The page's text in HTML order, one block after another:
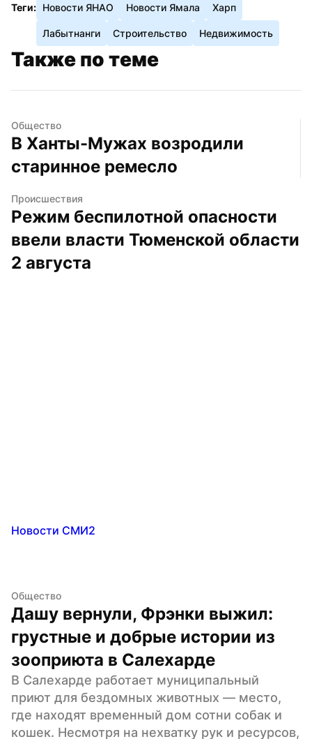
Теги: Новости ЯНАО Новости Ямала Харп
Лабытнанги Строительство Недвижимость
Также по теме
Общество
В Ханты-Мужах возродили
старинное ремесло
Происшествия
Режим беспилотной опасности
ввели власти Тюменской области
2 августа
Новости СМИ2
Общество
Дашу вернули, Фрэнки выжил:
грустные и добрые истории из
зооприюта в Салехарде
В Салехарде работает муниципальный
приют для бездомных животных — место,
где находят временный дом сотни собак и
кошек. Несмотря на нехватку рук и ресурсов,